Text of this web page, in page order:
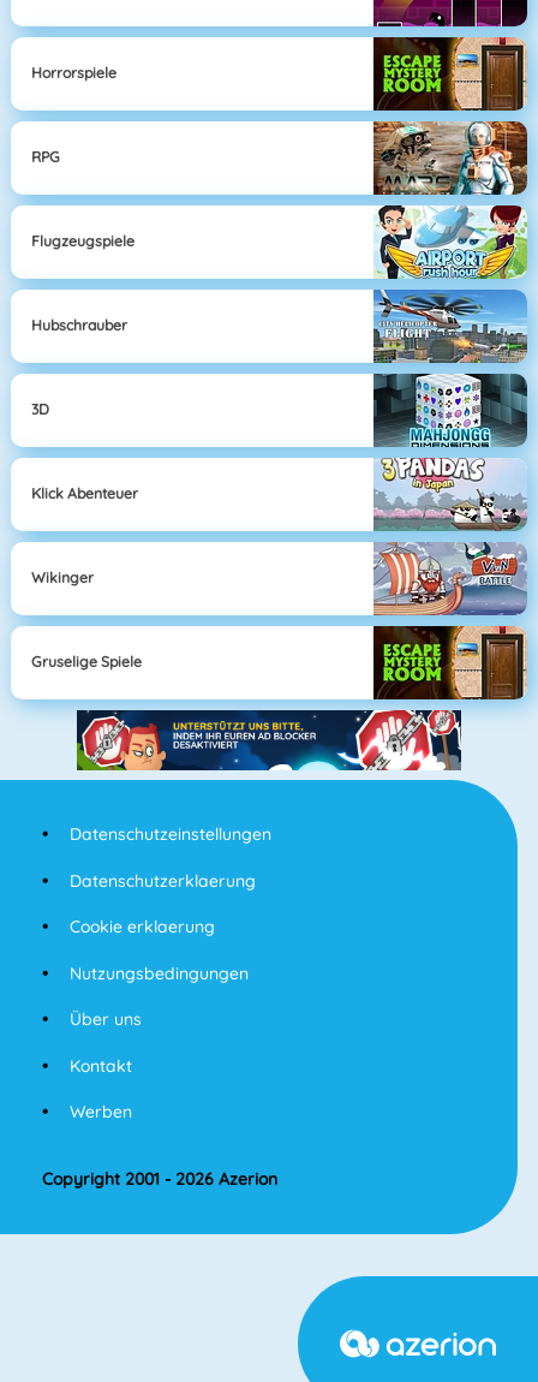
Horrorspiele
RPG
Flugzeugspiele
Hubschrauber
3D
Klick Abenteuer
Wikinger
Gruselige Spiele
Datenschutzeinstellungen
Datenschutzerklaerung
Cookie erklaerung
Nutzungsbedingungen
Über uns
Kontakt
Werben
Copyright 2001 - 2026 Azerion